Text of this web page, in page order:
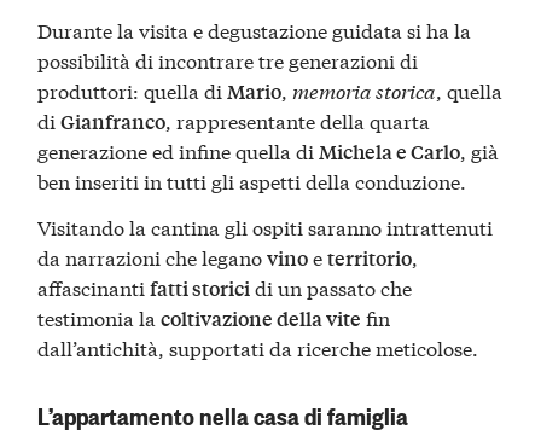
Durante la visita e degustazione guidata si ha la
possibilità di incontrare tre generazioni di
produttori: quella di Mario, memoria storica, quella
diGianfranco, rappresentante della quarta
generazione ed infine quella di Michela e Carlo, già
ben inseriti in tutti gli aspetti della conduzione.
Visitando la cantina gli ospiti saranno intrattenuti
da narrazioni che leganovinoeterritorio,
affascinantifatti storicidi un passato che
testimonia lacoltivazione della vite fin
dall’antichità, supportati da ricerche meticolose.
L’appartamento nella casa di famiglia